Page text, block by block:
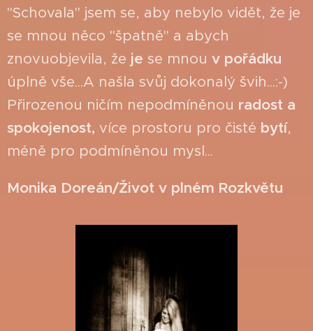
"Schovala" jsem se, aby nebylo vidět, že je
se mnou něco "špatně" a abych
znovuobjevila, že je se mnou v pořádku
úplně vše...A našla svůj dokonalý švih...:-)
Přirozenou ničím nepodmíněnou radost a
spokojenost, více prostoru pro čisté bytí,
méně pro podmíněnou mysl...
Monika Doreán/Život v plném Rozkvětu